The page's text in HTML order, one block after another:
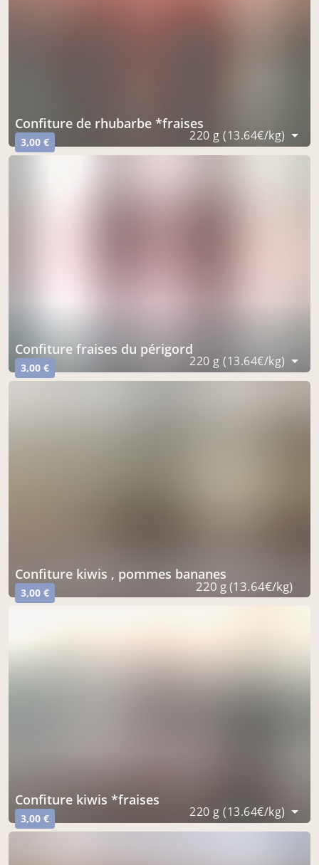
confiture de rhubarbe *fraises
3,00 € 220 g (13.64€/kg)
confiture fraises du périgord
3,00 € 220 g (13.64€/kg)
confiture kiwis , pommes bananes
3,00 € 220 g (13.64€/kg)
confiture kiwis *fraises
3,00 € 220 g (13.64€/kg)